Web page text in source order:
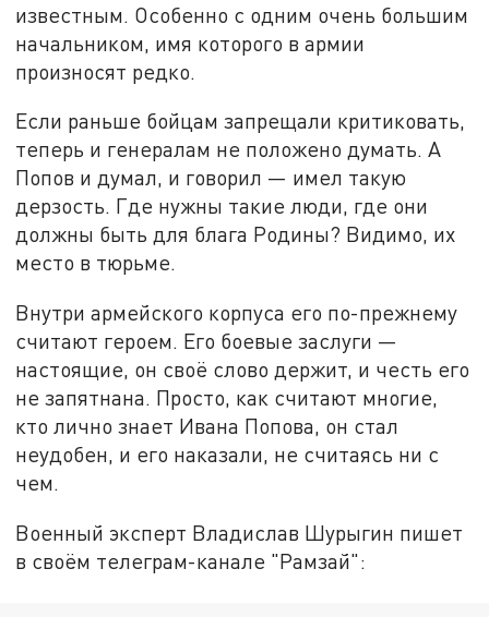
известным. Особенно с одним очень большим
начальником, имя которого в армии
произносят редко.
Если раньше бойцам запрещали критиковать,
теперь и генералам не положено думать. А
Попов и думал, и говорил — имел такую
дерзость. Где нужны такие люди, где они
должны быть для блага Родины? Видимо, их
место в тюрьме.
Внутри армейского корпуса его по-прежнему
считают героем. Его боевые заслуги —
настоящие, он своё слово держит, и честь его
не запятнана. Просто, как считают многие,
кто лично знает Ивана Попова, он стал
неудобен, и его наказали, не считаясь ни с
чем.
Военный эксперт Владислав Шурыгин пишет
в своём телеграм-канале "Рамзай":